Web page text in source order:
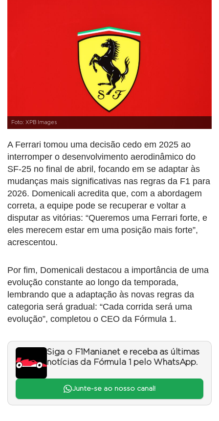
Foto: XPB Images
A Ferrari tomou uma decisão cedo em 2025 ao
interromper o desenvolvimento aerodinâmico do
SF-25 no final de abril, focando em se adaptar às
mudanças mais significativas nas regras da F1 para
2026. Domenicali acredita que, com a abordagem
correta, a equipe pode se recuperar e voltar a
disputar as vitórias: “Queremos uma Ferrari forte, e
eles merecem estar em uma posição mais forte”,
acrescentou.
Por fim, Domenicali destacou a importância de uma
evolução constante ao longo da temporada,
lembrando que a adaptação às novas regras da
categoria será gradual: “Cada corrida será uma
evolução”, completou o CEO da Fórmula 1.
Siga o F1Mania.net e receba as últimas
notícias da Fórmula 1 pelo WhatsApp.
Junte-se ao nosso canal!